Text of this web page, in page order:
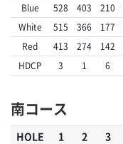
Blue 528 403 210
White
515 366 177
Red
413 274 142
HDCP
3 1 6
南コース
HOLE 1 2 3